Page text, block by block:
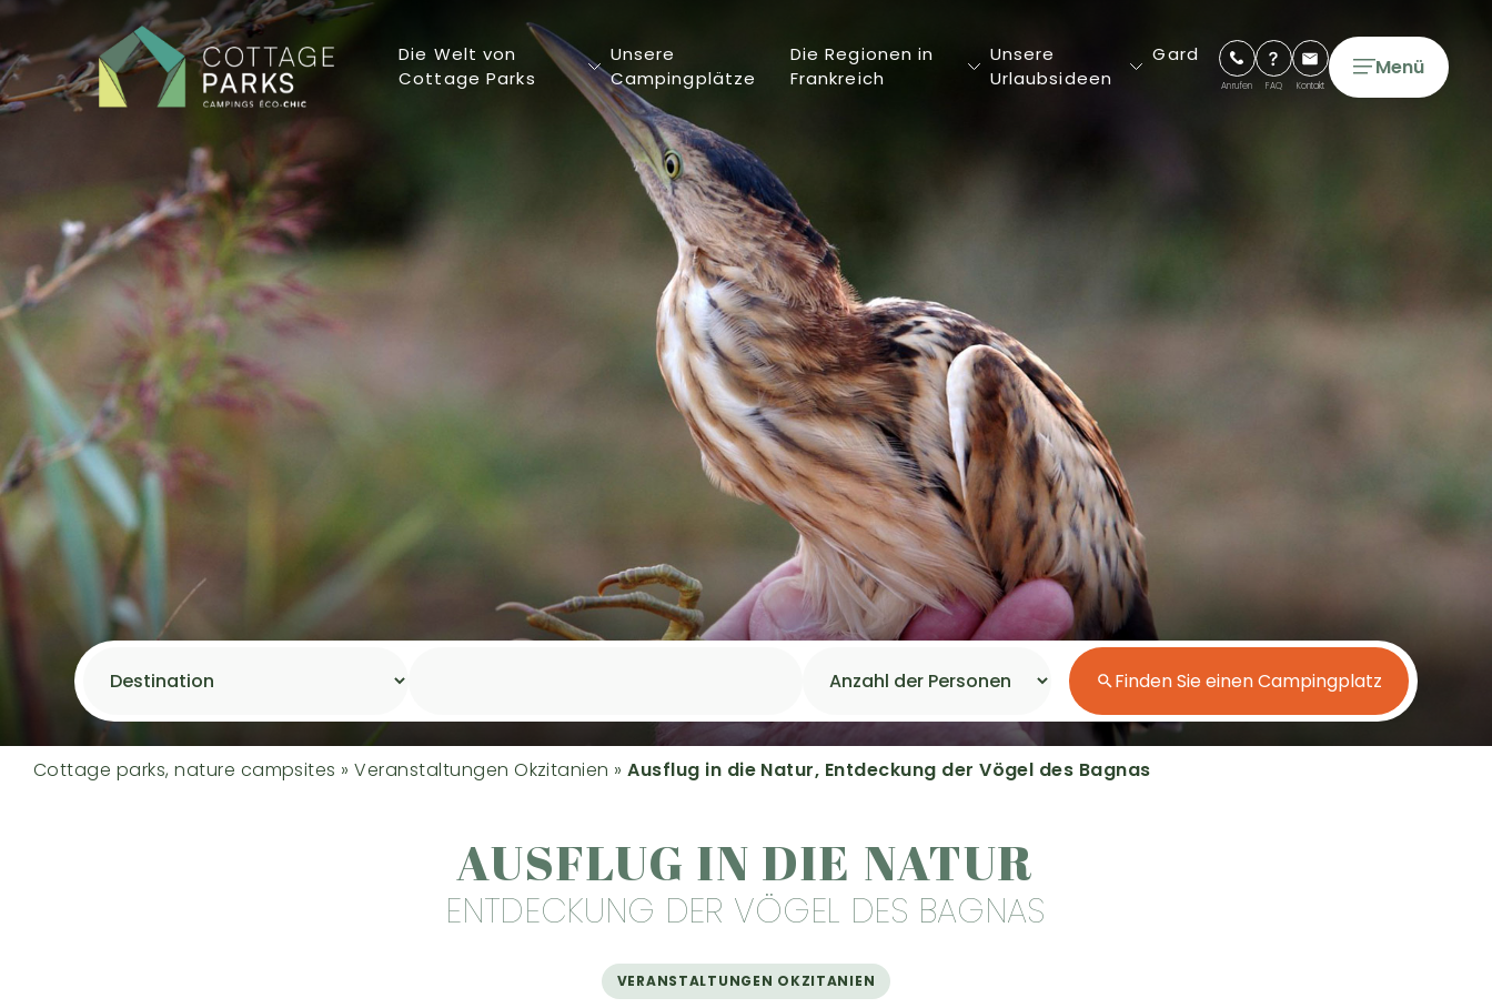
Die Welt von
Cottage Parks
Unsere
Campingplätze
Die Regionen in
Frankreich
Unsere
Urlaubsideen
Unsere Luxus-Cottages
Unsere Glamping-Zelte und
-Lodges
Längere Aufenthalte
Kurzaufenthalte
Wasserraum
Direkter Zugang zum Strand
Aufenthalt am Meer
Gard
Anrufen FAQ Kontakt
Menü
Finden Sie einen Campingplatz
Cottage parks, nature campsites »Veranstaltungen Okzitanien »Ausflug in die Natur, Entdeckung der Vögel des Bagnas
AUSFLUG IN DIE NATUR
ENTDECKUNG DER VÖGEL DES BAGNAS
VERANSTALTUNGEN OKZITANIEN